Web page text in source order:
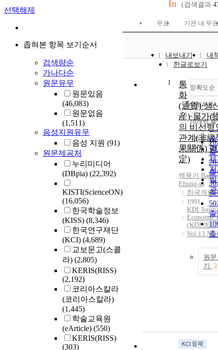
선택해제
좁혀본 항목 보기순서
검색량순
가나다순
원문유무
원문있음
(46,083)
원문없음
(1,511)
음성지원유무
음성 지원 (91)
원문제공처
누리미디어
(DBpia) (22,392)
KISTI(ScienceON)
(16,056)
한국학술정보
(KISS) (8,346)
한국연구재단
(KCI) (4,689)
교보문고(스콜
라) (2,805)
KERIS(RISS)
(2,192)
코리아스칼라
(코리아스칼라)
(1,445)
학술교육원
(eArticle) (550)
KERIS(RISS)
(303)
In
(검색결과
무료 기관 내 무료
내보내기
내
한글로보기
정확도순
순
순
내림차순
내
10개씩 출
출
출
출
출
출
조회
1
통
화
(通貨)·생
産)·물가(
의 비선형
관계(非線
果關係)
定)
백웅기 ,Baek,
Ehung-gi
한국개발
1991
KDI
Economic
(KDI JEP)
Vol.13
원
기
2